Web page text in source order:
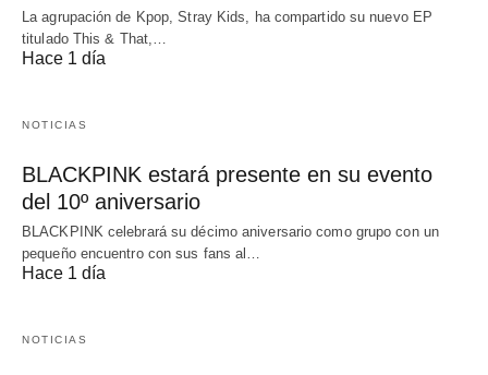
La agrupación de Kpop, Stray Kids, ha compartido su nuevo EP
titulado This & That,…
Hace 1 día
NOTICIAS
BLACKPINK estará presente en su evento
del 10º aniversario
BLACKPINK celebrará su décimo aniversario como grupo con un
pequeño encuentro con sus fans al…
Hace 1 día
NOTICIAS